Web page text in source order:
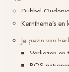
Dubbel
Kernthema’s en
Je gezin van
Verliezen en
BOS-